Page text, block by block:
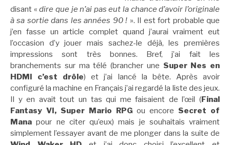
disant «dire que je n’ai pas eut la chance d’avoir l’originale
à sa sortie dans les années 90 ! ». Il est fort probable que
j’en fasse un article complet quand j’aurai vraiment eut
l’occasion d’y jouer mais sachez-le déjà, les premières
impressions sont très bonnes. Bref, j’ai fait les
branchements sur ma télé (brancher une Super Nes en
HDMI c’est drôle) et j’ai lancé la bête. Après avoir
configuré la machine en Français j’ai regardé la liste des jeux.
Il y en avait tout un tas qui me faisaient de l’œil (Final
Fantasy VI, Super Mario RPGou encore Secret of
Mana pour ne citer qu’eux) mais je souhaitais vraiment
simplement l’essayer avant de me plonger dans la suite de